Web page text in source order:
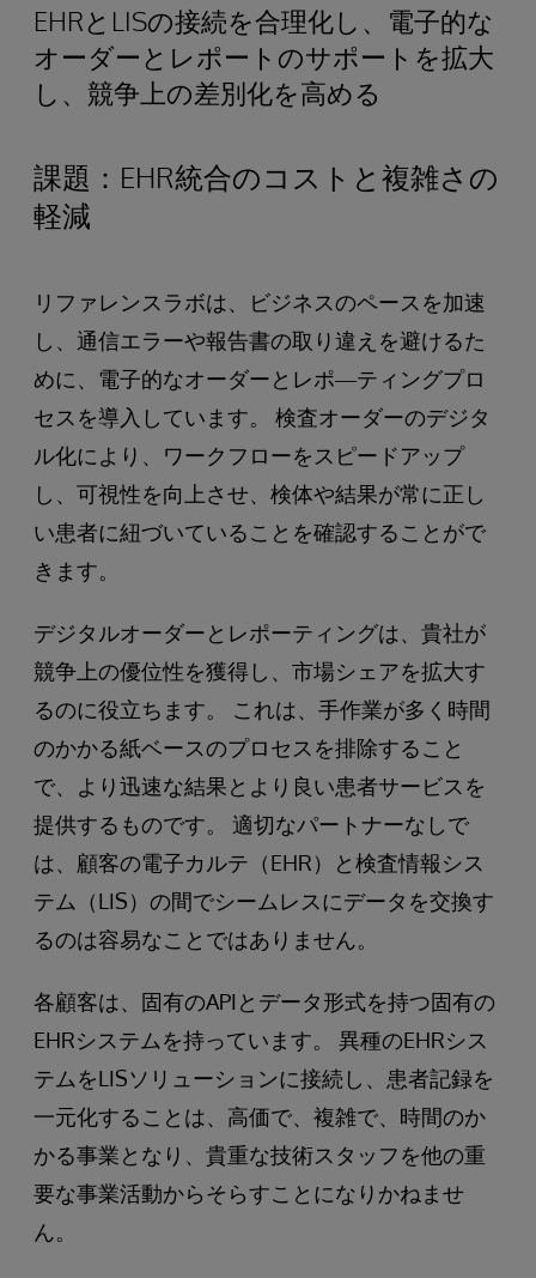
EHRとLISの接続を合理化し、電子的な
オーダーとレポートのサポートを拡大
し、競争上の差別化を高める
課題：EHR統合のコストと複雑さの
軽減
リファレンスラボは、ビジネスのペースを加速
し、通信エラーや報告書の取り違えを避けるた
めに、電子的なオーダーとレポ―ティングプロ
セスを導入しています。 検査オーダーのデジタ
ル化により、ワークフローをスピードアップ
し、可視性を向上させ、検体や結果が常に正し
い患者に紐づいていることを確認することがで
きます。
デジタルオーダーとレポーティングは、貴社が
競争上の優位性を獲得し、市場シェアを拡大す
るのに役立ちます。 これは、手作業が多く時間
のかかる紙ベースのプロセスを排除すること
で、より迅速な結果とより良い患者サービスを
提供するものです。 適切なパートナーなしで
は、顧客の電子カルテ（EHR）と検査情報シス
テム（LIS）の間でシームレスにデータを交換す
るのは容易なことではありません。
各顧客は、固有のAPIとデータ形式を持つ固有の
EHRシステムを持っています。 異種のEHRシス
テムをLISソリューションに接続し、患者記録を
一元化することは、高価で、複雑で、時間のか
かる事業となり、貴重な技術スタッフを他の重
要な事業活動からそらすことになりかねませ
ん。